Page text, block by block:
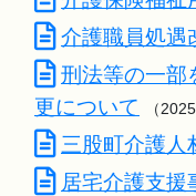
介護職員処遇
刑法等の一部
更について
（
三股町介護人
居宅介護支